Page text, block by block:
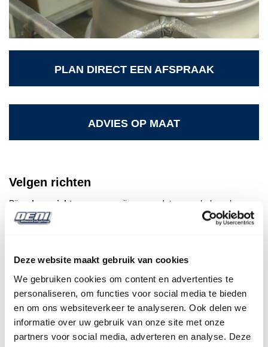
Deze website maakt gebruik van cookies
We gebruiken cookies om content en advertenties te
personaliseren, om functies voor social media te bieden
en om ons websiteverkeer te analyseren. Ook delen we
informatie over uw gebruik van onze site met onze
partners voor social media, adverteren en analyse. Deze
PLAN DIRECT EEN AFSPRAAK
ADVIES OP MAAT
Velgen richten
Bij velgen richten
zorgen wij ervoor dat uw gehele velg weer
volledig rond wordt. Een van onze specialisten demonteert de
band en zet vervolgens de velg op onze richtmachine. Deze
originele staat. Vervolgens wordt de band weer om de velg
gemonteerd, gebalanceerd en onder de auto gemonteerd met als
resultaat dat het rijcomfort is hersteld! Zo kunnen wij vakkundig
aluminium velgen richten.
Lichtmetalen velgen repareren